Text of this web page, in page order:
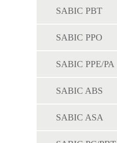
SABIC PBT
SABIC PPO
SABIC PPE/PA
SABIC ABS
SABIC ASA